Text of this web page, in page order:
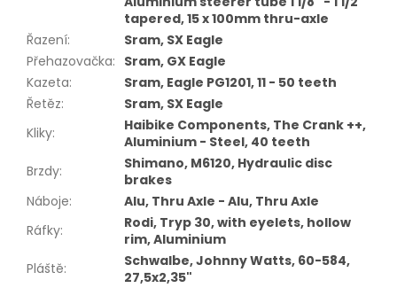
tapered, 15 x 100mm thru-axle
Řazení:
Sram, SX Eagle
Přehazovačka: Sram, GX Eagle
Kazeta:
Sram, Eagle PG1201, 11 - 50 teeth
Řetěz:
Sram, SX Eagle
Kliky:
Haibike Components, The Crank ++,
Aluminium - Steel, 40 teeth
Brzdy:
Shimano, M6120, Hydraulic disc
brakes
Náboje:
Alu, Thru Axle - Alu, Thru Axle
Ráfky:
Rodi, Tryp 30, with eyelets, hollow
rim, Aluminium
Pláště:
Schwalbe, Johnny Watts, 60-584,
27,5x2,35"